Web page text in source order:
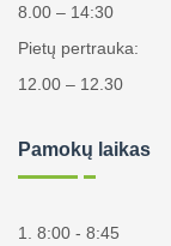
8.00 – 14:30
Pietų pertrauka:
12.00 – 12.30
Pamokų laikas
1. 8:00 - 8:45